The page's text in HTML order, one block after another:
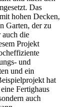
Das
hohen Decken,
Garten, der zu
auch die
Projekt
und
und ein
hat
Fertighaus
auch